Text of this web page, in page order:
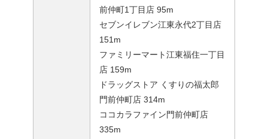
前仲町1丁目店 95m
セブンイレブン江東永代2丁目店
151m
ファミリーマート江東福住一丁目
店 159m
ドラッグストア くすりの福太郎
門前仲町店 314m
ココカラファイン門前仲町店
335m